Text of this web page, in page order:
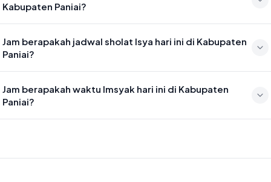
Kabupaten Paniai?
Jam berapakah jadwal sholat Isya hari ini di Kabupaten
Paniai?
Jam berapakah waktu Imsyak hari ini di Kabupaten
Paniai?